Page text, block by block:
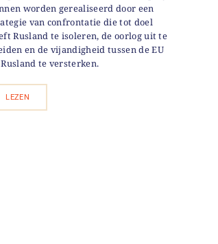
worden gerealiseerd door een
van confrontatie die tot doel
Rusland te isoleren, de oorlog uit te
en de vijandigheid tussen de EU
te versterken.
LEZEN